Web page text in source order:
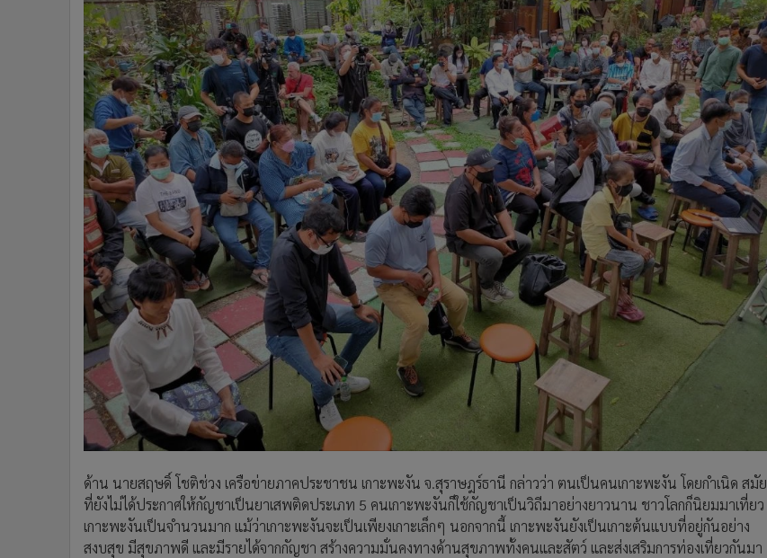
ด้าน นายสฤษดิ์ โชติช่วง เครือข่ายภาคประชาชน เกาะพะงัน จ.สุราษฎร์ธานี กล่าวว่า ตนเป็นคนเกาะพะงัน โดยกำเนิด สมัย
ที่ยังไม่ได้ประกาศให้กัญชาเป็นยาเสพติดประเภท 5 คนเกาะพะงันก็ใช้กัญชาเป็นวิถีมาอย่างยาวนาน ชาวโลกก็นิยมมาเที่ยว
เกาะพะงันเป็นจำนวนมาก แม้ว่าเกาะพะงันจะเป็นเพียงเกาะเล็กๆ นอกจากนี้ เกาะพะงันยังเป็นเกาะต้นแบบที่อยู่กันอย่าง
สงบสุข มีสุขภาพดี และมีรายได้จากกัญชา สร้างความมั่นคงทางด้านสุขภาพทั้งคนและสัตว์ และส่งเสริมการท่องเที่ยวกันมา